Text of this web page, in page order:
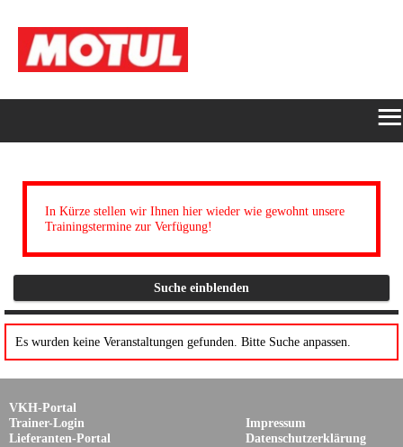
ONLINE-
FLATRATE
HERSTELLERPORTALE
SUCHE
ANMELDEN/REGISTRIEREN
≡
In Kürze stellen wir Ihnen hier wieder wie gewohnt unsere
Trainingstermine zur Verfügung!
Suche einblenden
Es wurden keine Veranstaltungen gefunden. Bitte Suche anpassen.
VKH-Portal
Trainer-Login
Lieferanten-Portal
Impressum
Datenschutzerklärung